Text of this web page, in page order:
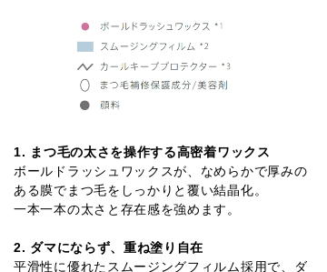
1. まつ毛の太さを操作する高密着ワックス
ボールドラッシュワックスが、なめらかで厚みの
ある膜でまつ毛をしっかりと覆い結晶化。
一本一本の太さと存在感を強めます。
2. ダマにならず、重ね塗り自在
平滑性に優れたスムージングフィルム採用で、ダ